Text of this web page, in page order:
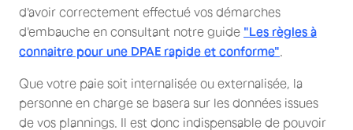
d'avoir correctement effectué vos démarches
d'embauche en consultant notre guide "Les règles à
connaitre pour une DPAE rapide et conforme"
Que votre paie soit internalisée ou externalisée, la
personne en charge se basera sur les données issues
de vos plannings. Il est donc indispensable de pouvoir